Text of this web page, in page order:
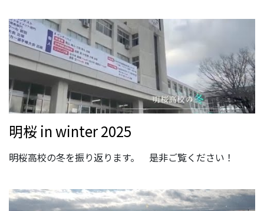
明桜 in winter 2025
明桜高校の冬を振り返ります。 是非ご覧ください！